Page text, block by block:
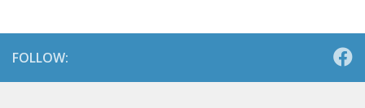
FOLLOW: